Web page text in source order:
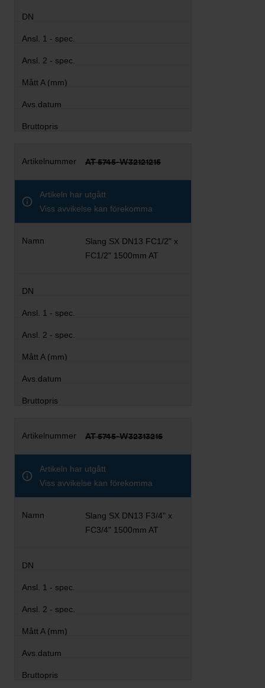
AT 5745-W32121215
Artikeln har utgått
Viss avvikelse kan förekomma
Slang SX DN13 FC1/2" x
FC1/2" 1500mm AT
AT 5745-W32313215
Artikeln har utgått
Viss avvikelse kan förekomma
Slang SX DN13 F3/4" x
FC3/4" 1500mm AT